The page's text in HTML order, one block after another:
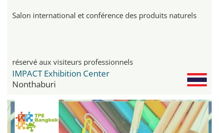
Salon international et conférence des produits naturels
réservé aux visiteurs professionnels
IMPACT Exhibition Center
Nonthaburi